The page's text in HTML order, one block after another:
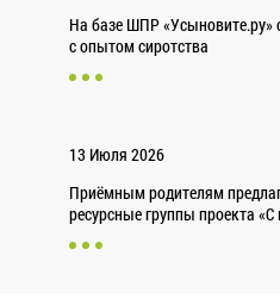
На базе ШПР «Усыновите.ру»
с опытом сиротства
13 Июля 2026
Приёмным родителям
ресурсные группы проекта